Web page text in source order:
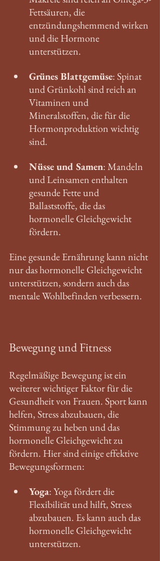
Fettsäuren, die
entzündungshemmend wirken
und die Hormone
unterstützen.
Grünes Blattgemüse: Spinat
und Grünkohl sind reich an
Vitaminen und
Mineralstoffen, die für die
Hormonproduktion wichtig
sind.
Nüsse und Samen: Mandeln
und Leinsamen enthalten
gesunde Fette und
Ballaststoffe, die das
hormonelle Gleichgewicht
fördern.
Eine gesunde Ernährung kann nicht
nur das hormonelle Gleichgewicht
unterstützen, sondern auch das
mentale Wohlbefinden verbessern.
Bewegung und Fitness
Regelmäßige Bewegung ist ein
weiterer wichtiger Faktor für die
Gesundheit von Frauen. Sport kann
helfen, Stress abzubauen, die
Stimmung zu heben und das
hormonelle Gleichgewicht zu
fördern. Hier sind einige effektive
Bewegungsformen:
Yoga: Yoga fördert die
Flexibilität und hilft, Stress
abzubauen. Es kann auch das
hormonelle Gleichgewicht
unterstützen.